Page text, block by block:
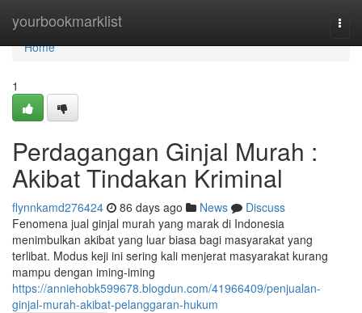
yourbookmarklist
Home
Home
1
Perdagangan Ginjal Murah :
Akibat Tindakan Kriminal
flynnkamd276424 86 days ago News
Discuss
Fenomena jual ginjal murah yang marak di Indonesia
menimbulkan akibat yang luar biasa bagi masyarakat yang
terlibat. Modus keji ini sering kali menjerat masyarakat kurang
mampu dengan iming-iming
https://anniehobk599678.blogdun.com/41966409/penjualan-
ginjal-murah-akibat-pelanggaran-hukum